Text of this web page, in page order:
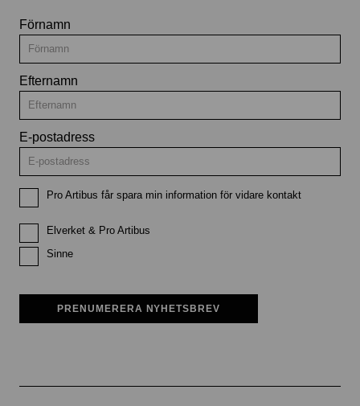
Förnamn
Efternamn
E-postadress
Pro Artibus får spara min information för vidare kontakt
Elverket & Pro Artibus
Sinne
PRENUMERERA NYHETSBREV